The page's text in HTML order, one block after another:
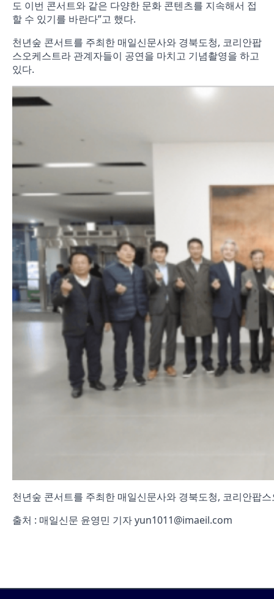
도 이번 콘서트와 같은 다양한 문화 콘텐츠를 지속해서 접
할 수 있기를 바란다”고 했다.
천년숲 콘서트를 주최한 매일신문사와 경북도청, 코리안팝
스오케스트라 관계자들이 공연을 마치고 기념촬영을 하고
있다.
천년숲 콘서트를 주최한 매일신문사와 경북도청, 코리안팝
출처 : 매일신문 윤영민 기자yun1011@imaeil.com